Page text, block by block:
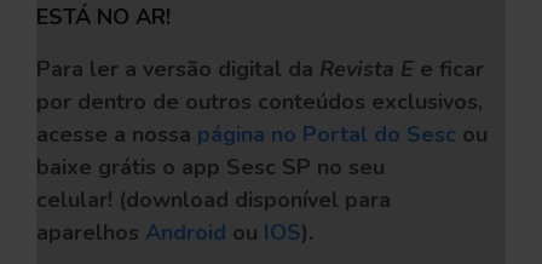
ESTÁ NO AR!
Para ler a versão digital da Revista E e ficar
por dentro de outros conteúdos exclusivos,
acesse a nossa página no Portal do Sesc ou
baixe grátis o app Sesc SP no seu
celular! (download disponível para
aparelhos Android ou IOS).